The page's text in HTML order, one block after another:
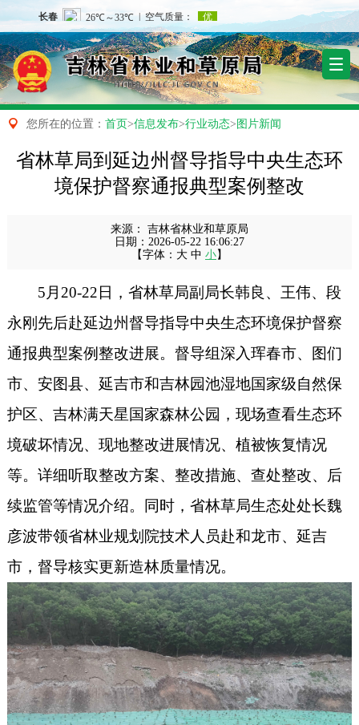
 您所在的位置： 首页>信息发布>行业动态> 图片新闻
省林草局到延边州督导指导中央生态环
境保护督察通报典型案例整改
来源：
吉林省林业和草原局
日期： 2026-05-22 16:06:27
【字体： 大 中 小】
5月20-22 日，省林草局副局长韩良、 王伟、段
永刚 先后赴延边州督导指导中央生态环境保护督察
通报典型案例整改进展。 督导组深入珲春市、图们
市、安图县、延吉市和吉林园池湿地国家级自然保
护区、吉林满天星国家森林公园，现场查看生态环
境破坏情况、现地整改进展情况、植被恢复情况
等。详细听取整改方案、整改措施、查处整改、后
续监管等情况介绍。
同时， 省林草局生态处处长魏
彦波带领省林业规划院技术人员赴和龙市、延吉
市，督导核实更新造林质量情况。